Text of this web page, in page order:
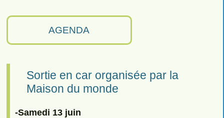
AGENDA
Sortie en car organisée par la
Maison du monde
-Samedi 13 juin